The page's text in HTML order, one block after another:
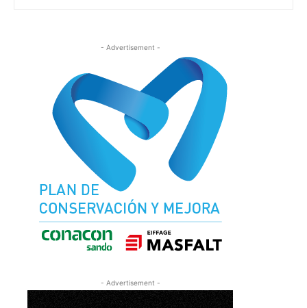
- Advertisement -
- Advertisement -